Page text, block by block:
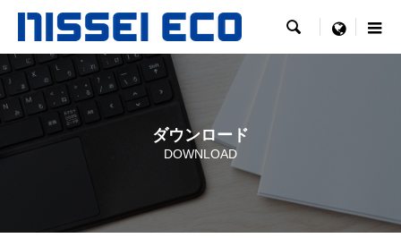
 menu
ダウンロード
DOWNLOAD